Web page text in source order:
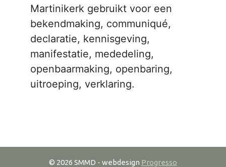
Martinikerk gebruikt voor een
bekendmaking, communiqué,
declaratie, kennisgeving,
manifestatie, mededeling,
openbaarmaking, openbaring,
uitroeping, verklaring.
© 2026 SMMD - webdesign Progresso